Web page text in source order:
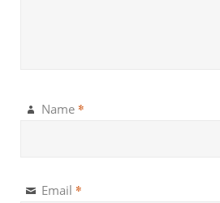
Name *
Email *